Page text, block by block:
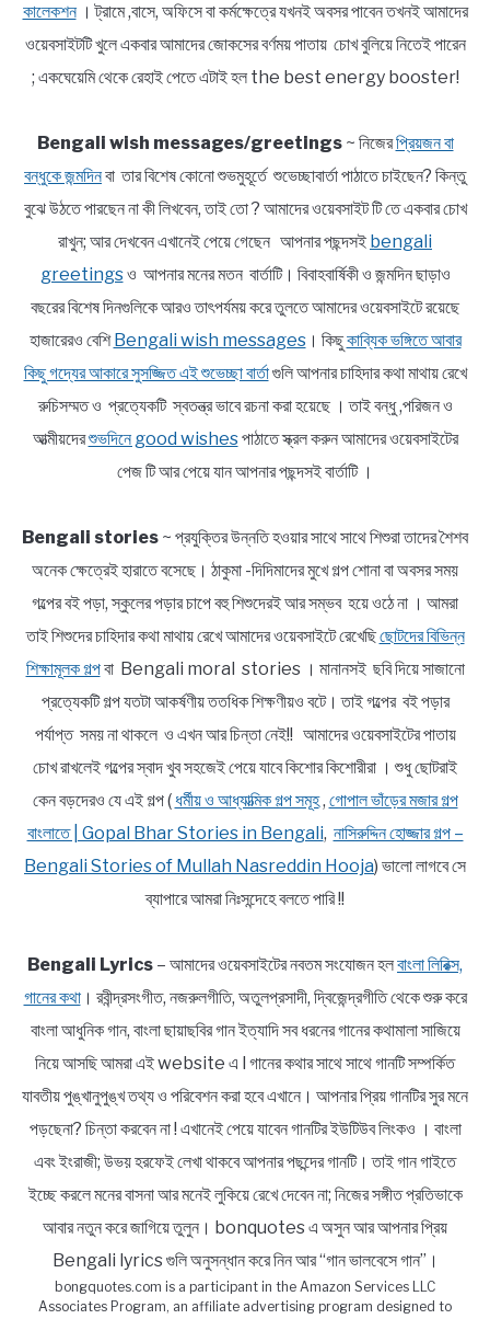
কালেকশন। ট্রামে ,বাসে, অফিসে বা কর্মক্ষেত্রে যখনই অবসর পাবেন তখনই আমাদের
ওয়েবসাইটটি খুলে একবার আমাদের জোকসের বর্ণময় পাতায় চোখ বুলিয়ে নিতেই পারেন
; একঘেয়েমি থেকে রেহাই পেতে এটাই হল the best energy booster!
Bengali wish messages/greetings~ নিজেরপ্রিয়জন বা
বন্ধুকে জন্মদিনবা তার বিশেষ কোনো শুভমুহূর্তে শুভেচ্ছাবার্তা পাঠাতে চাইছেন? কিন্তু
বুঝে উঠতে পারছেন না কী লিখবেন, তাই তো ? আমাদের ওয়েবসাইট টি তে একবার চোখ
রাখুন; আর দেখবেন এখানেই পেয়ে গেছেন আপনার পছন্দসই bengali
greetingsও আপনার মনের মতন বার্তাটি। বিবাহবার্ষিকী ও জন্মদিন ছাড়াও
বছরের বিশেষ দিনগুলিকে আরও তাৎপর্যময় করে তুলতে আমাদের ওয়েবসাইটে রয়েছে
হাজারেরও বেশিBengali wish messages। কিছুকাব্যিক ভঙ্গিতে আবার
কিছু গদ্যের আকারে সুসজ্জিত এই শুভেচ্ছা বার্তাগুলি আপনার চাহিদার কথা মাথায় রেখে
রুচিসম্মত ও প্রত্যেকটি স্বতন্ত্র ভাবে রচনা করা হয়েছে । তাই বন্ধু ,পরিজন ও
আত্মীয়দেরশুভদিনে good wishesপাঠাতে স্ক্রল করুন আমাদের ওয়েবসাইটের
পেজ টি আর পেয়ে যান আপনার পছন্দসই বার্তাটি ।
Bengali stories ~ প্রযুক্তির উন্নতি হওয়ার সাথে সাথে শিশুরা তাদের শৈশব
অনেক ক্ষেত্রেই হারাতে বসেছে। ঠাকুমা -দিদিমাদের মুখে গল্প শোনা বা অবসর সময়
গল্পের বই পড়া, স্কুলের পড়ার চাপে বহু শিশুদেরই আর সম্ভব হয়ে ওঠে না । আমরা
তাই শিশুদের চাহিদার কথা মাথায় রেখে আমাদের ওয়েবসাইটে রেখেছিছোটদের বিভিন্ন
শিক্ষামূলক গল্পবা Bengali moral stories । মানানসই ছবি দিয়ে সাজানো
প্রত্যেকটি গল্প যতটা আকর্ষণীয় ততধিক শিক্ষণীয়ও বটে। তাই গল্পের বই পড়ার
পর্যাপ্ত সময় না থাকলে ও এখন আর চিন্তা নেই!! আমাদের ওয়েবসাইটের পাতায়
চোখ রাখলেই গল্পের স্বাদ খুব সহজেই পেয়ে যাবে কিশোর কিশোরীরা । শুধু ছোটরাই
কেন বড়দেরও যে এই গল্প ( ধর্মীয় ও আধ্যাত্মিক গল্প সমূহ, গোপাল ভাঁড়ের মজার গল্প
বাংলাতে | Gopal Bhar Stories in Bengali, নাসিরুদ্দিন হোজ্জার গল্প –
Bengali Stories of Mullah Nasreddin Hooja) ভালো লাগবে সে
ব্যাপারে আমরা নিঃসন্দেহে বলতে পারি !!
Bengali Lyrics – আমাদের ওয়েবসাইটের নবতম সংযোজন হলবাংলা লিরিক্স,
গানের কথা। রবীন্দ্রসংগীত, নজরুলগীতি, অতুলপ্রসাদী, দ্বিজেন্দ্রগীতি থেকে শুরু করে
বাংলা আধুনিক গান, বাংলা ছায়াছবির গান ইত্যাদি সব ধরনের গানের কথামালা সাজিয়ে
নিয়ে আসছি আমরা এই website এ l গানের কথার সাথে সাথে গানটি সম্পর্কিত
যাবতীয় পুঙ্খানুপুঙ্খ তথ্য ও পরিবেশন করা হবে এখানে। আপনার প্রিয় গানটির সুর মনে
পড়ছেনা? চিন্তা করবেন না ! এখানেই পেয়ে যাবেন গানটির ইউটিউব লিংকও । বাংলা
এবং ইংরাজী; উভয় হরফেই লেখা থাকবে আপনার পছন্দের গানটি। তাই গান গাইতে
ইচ্ছে করলে মনের বাসনা আর মনেই লুকিয়ে রেখে দেবেন না; নিজের সঙ্গীত প্রতিভাকে
আবার নতুন করে জাগিয়ে তুলুন। bonquotes এ অসুন আর আপনার প্রিয়
Bengali lyrics গুলি অনুসন্ধান করে নিন আর “গান ভালবেসে গান”।
bongquotes.com is a participant in the Amazon Services LLC
Associates Program, an affiliate advertising program designed to